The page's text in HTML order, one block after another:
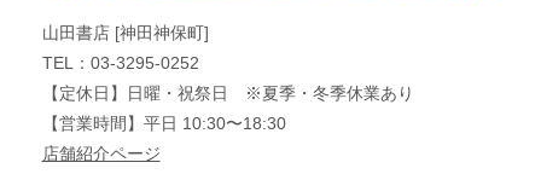
山田書店 [神田神保町]
TEL：03-3295-0252
【定休日】日曜・祝祭日 ※夏季・冬季休業あり
【営業時間】平日 10:30〜18:30
店舗紹介ページ